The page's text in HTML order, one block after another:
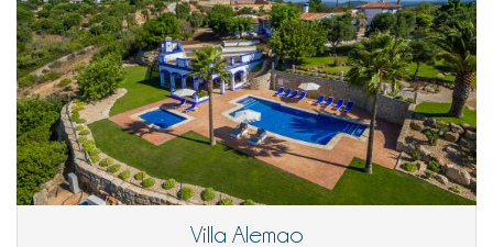
Fernseher
Internetzugang (Wifi)
sind an Villanovo zu bezahlen.
- Stornierung ab60 Tagevor Anreisetermin :100 %des
Gesamtbetrages sind an Villanovo zu bezahlen.
- Bei Nichterscheinen :100 %des Gesamtbetrages sind an Villanovo zu
bezahlen
Villa Alemao